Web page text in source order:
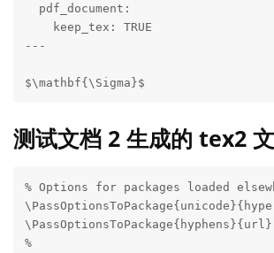
  pdf_document:
    keep_tex: TRUE
---
$\mathbf{\Sigma}$
测试文档 2 生成的 tex2
% Options for packages loaded
\PassOptionsToPackage{hyphens}{url}
%